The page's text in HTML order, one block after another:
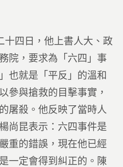
十四日，他上書人大、政
院，要求為「六四」事
也就是「平反」的溫和
參與搶救的目擊事實，
屠殺。他反映了當時人
尚昆表示：六四事件是
重的錯誤，現在他已經
一定會得到糾正的。陳